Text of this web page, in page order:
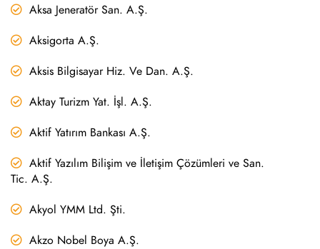
Aksa Jeneratör San. A.Ş.
Aksigorta A.Ş.
Aksis Bilgisayar Hiz. Ve Dan. A.Ş.
Aktay Turizm Yat. İşl. A.Ş.
Aktif Yatırım Bankası A.Ş.
Aktif Yazılım Bilişim ve İletişim Çözümleri ve San.
Tic. A.Ş.
Akyol YMM Ltd. Şti.
Akzo Nobel Boya A.Ş.